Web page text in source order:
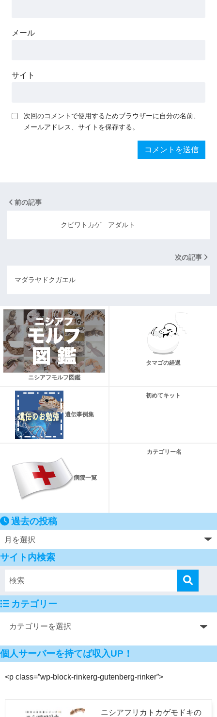
メール
サイト
次回のコメントで使用するためブラウザーに自分の名前、
メールアドレス、サイトを保存する。
前の記事
クビワトカゲ アダルト
次の記事
マダラヤドクガエル
ニシアフモルフ図鑑
タマゴの経過
遺伝事例集
初めてキット
病院一覧
カテゴリー名
過去の投稿
サイト内検索
カテゴリー
個人サーバーを持てば収入UP！
<p class=”wp-block-rinkerg-gutenberg-rinker”>
ニシアフリカトカゲモドキの